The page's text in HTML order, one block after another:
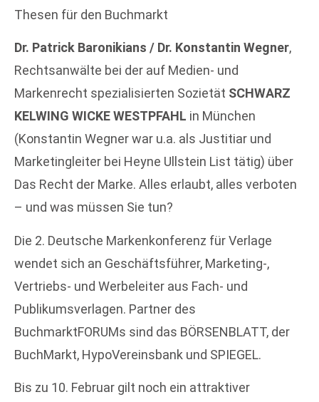
Thesen für den Buchmarkt
Dr. Patrick Baronikians / Dr. Konstantin Wegner,
Rechtsanwälte bei der auf Medien- und
Markenrecht spezialisierten Sozietät SCHWARZ
KELWING WICKE WESTPFAHL in München
(Konstantin Wegner war u.a. als Justitiar und
Marketingleiter bei Heyne Ullstein List tätig) über
Das Recht der Marke. Alles erlaubt, alles verboten
– und was müssen Sie tun?
Die 2. Deutsche Markenkonferenz für Verlage
wendet sich an Geschäftsführer, Marketing-,
Vertriebs- und Werbeleiter aus Fach- und
Publikumsverlagen. Partner des
BuchmarktFORUMs sind das BÖRSENBLATT, der
BuchMarkt, HypoVereinsbank und SPIEGEL.
Bis zu 10. Februar gilt noch ein attraktiver